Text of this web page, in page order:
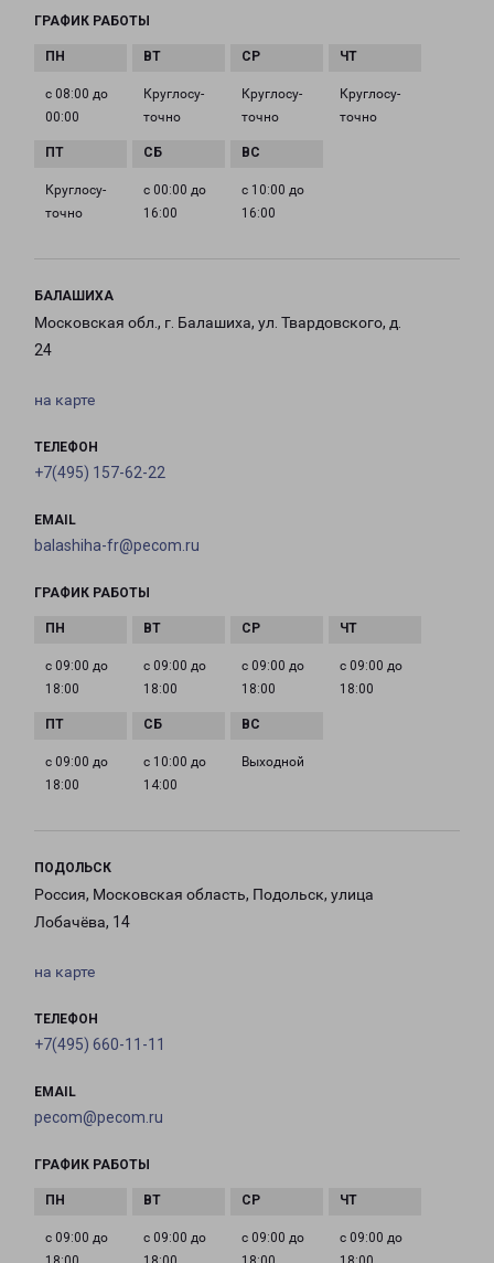
ГРАФИК РАБОТЫ
с 08:00 до
00:00
Круглосу­
точно
Круглосу­
точно
Круглосу­
точно
Круглосу­
точно
с 00:00 до
16:00
с 10:00 до
16:00
БАЛАШИХА
Московская обл., г. Балашиха, ул. Твардовского, д.
24
на карте
ТЕЛЕФОН
+7(495) 157-62-22
EMAIL
balashiha-fr@pecom.ru
ГРАФИК РАБОТЫ
с 09:00 до
18:00
с 09:00 до
18:00
с 09:00 до
18:00
с 09:00 до
18:00
с 09:00 до
18:00
с 10:00 до
14:00
Выходной
ПОДОЛЬСК
Россия, Московская область, Подольск, улица
Лобачёва, 14
на карте
ТЕЛЕФОН
+7(495) 660-11-11
EMAIL
pecom@pecom.ru
ГРАФИК РАБОТЫ
с 09:00 до
с 09:00 до
с 09:00 до
с 09:00 до